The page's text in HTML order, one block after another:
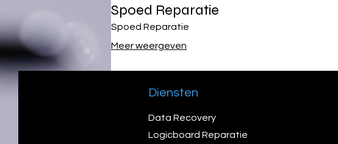
Spoed Reparatie
Spoed Reparatie
Meer weergeven
Diensten
Data Recovery
Logicboard Reparatie